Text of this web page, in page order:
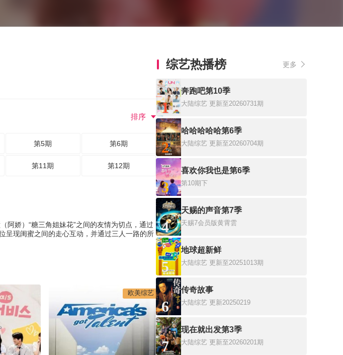
排序
第5期 第6期
第11期 第12期
阿娇）“糖三角姐妹花”之间的友情为切点，通过
呈现闺蜜之间的走心互动，并通过三人一路的所
欧美综艺
综艺热播榜 更多
1
奔跑吧第10季
大陆综艺 更新至20260731期
2
哈哈哈哈哈第6季
大陆综艺 更新至20260704期
3
喜欢你我也是第6季
第10期下
4
天赐的声音第7季
天赐7会员版黄霄雲
5
地球超新鲜
大陆综艺 更新至20251013期
6
传奇故事
大陆综艺 更新20250219
7
现在就出发第3季
大陆综艺 更新至20260201期